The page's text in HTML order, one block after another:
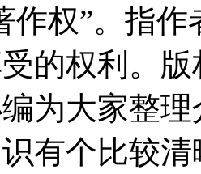
作权”。指
的权利。
为大家整
有个比较